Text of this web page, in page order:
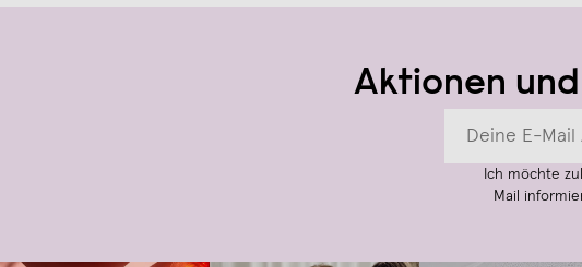
Aktionen
Ich möchte
Mail